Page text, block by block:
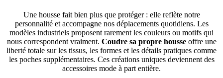
Une housse fait bien plus que protéger : elle reflète notre
personnalité et accompagne nos déplacements quotidiens. Les
modèles industriels proposent rarement les couleurs ou motifs qui
nous correspondent vraiment. Coudre sa propre housseoffre une
liberté totale sur les tissus, les formes et les détails pratiques comme
les poches supplémentaires. Ces créations uniques deviennent des
accessoires mode à part entière.